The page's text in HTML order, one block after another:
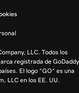
LLC. Todos los
registrada de GoDaddy
El logo “GO” es una
LLC en los EE. UU.